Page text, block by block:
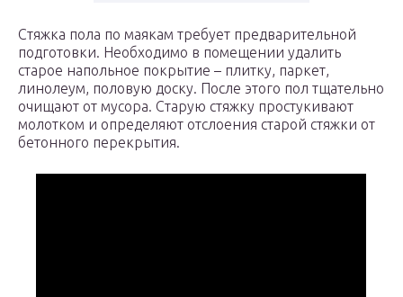
Стяжка пола по маякам требует предварительной
подготовки. Необходимо в помещении удалить
старое напольное покрытие – плитку, паркет,
линолеум, половую доску. После этого пол тщательно
очищают от мусора. Старую стяжку простукивают
молотком и определяют отслоения старой стяжки от
бетонного перекрытия.